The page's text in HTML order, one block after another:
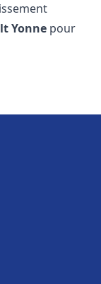
Yonne pour